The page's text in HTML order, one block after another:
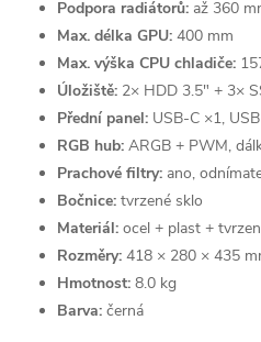
Podpora radiátorů: až 360
Max. délka GPU: 400 mm
Max. výška CPU chladiče:
Úložiště: 2× HDD 3.5" + 3×
Přední panel: USB-C ×1,
RGB hub: ARGB + PWM,
Prachové filtry: ano,
Bočnice: tvrzené sklo
Materiál: ocel + plast +
Rozměry: 418 × 280 × 435
Hmotnost: 8.0 kg
Barva: černá